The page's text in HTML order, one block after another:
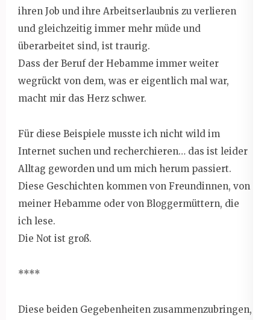
ihren Job und ihre Arbeitserlaubnis zu verlieren
und gleichzeitig immer mehr müde und
überarbeitet sind, ist traurig.
Dass der Beruf der Hebamme immer weiter
wegrückt von dem, was er eigentlich mal war,
macht mir das Herz schwer.
Für diese Beispiele musste ich nicht wild im
Internet suchen und recherchieren… das ist leider
Alltag geworden und um mich herum passiert.
Diese Geschichten kommen von Freundinnen, von
meiner Hebamme oder von Bloggermüttern, die
ich lese.
Die Not ist groß.
****
Diese beiden Gegebenheiten zusammenzubringen,